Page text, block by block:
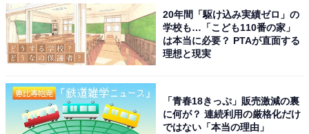
こちらもおすすめ
20年間「駆け込み実績ゼロ」の
学校も…「こども110番の家」
は本当に必要？ PTAが直面する
理想と現実
「青春18きっぷ」販売激減の裏
に何が？ 連続利用の厳格化だけ
ではない「本当の理由」